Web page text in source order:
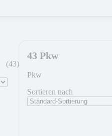
(43)
43 Pkw
Pkw
Sortieren nach